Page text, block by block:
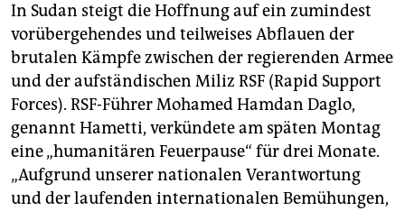
genossenschaft
epaper login
In Sudan steigt die Hoffnung auf ein zumindest
vorübergehendes und teilweises Abflauen der
brutalen Kämpfe zwischen der regierenden Armee
und der aufständischen Miliz RSF (Rapid Support
Forces). RSF-Führer Mohamed Hamdan Daglo,
genannt Hametti, verkündete am späten Montag
eine „humanitären Feuerpause“ für drei Monate.
„Aufgrund unserer nationalen Verantwortung
und der laufenden internationalen Bemühungen,